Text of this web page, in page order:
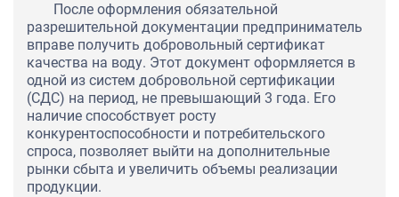
После оформления обязательной
разрешительной документации предприниматель
вправе получить добровольный сертификат
качества на воду. Этот документ оформляется в
одной из систем добровольной сертификации
(СДС) на период, не превышающий 3 года. Его
наличие способствует росту
конкурентоспособности и потребительского
спроса, позволяет выйти на дополнительные
рынки сбыта и увеличить объемы реализации
продукции.